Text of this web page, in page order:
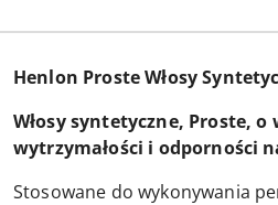
Henlon Proste Włosy
Włosy syntetyczne, Proste, o
wytrzymałości i odporności
Stosowane do wykonywania